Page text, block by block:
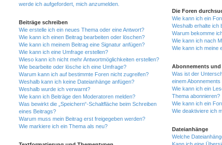
werde ich aufgefordert, mich anzumelden.
Beiträge schreiben
Wie erstelle ich ein neues Thema oder eine Antwort?
Wie kann ich einen Beitrag bearbeiten oder löschen?
Wie kann ich meinem Beitrag eine Signatur anfügen?
Wie kann ich eine Umfrage erstellen?
Wieso kann ich nicht mehr Antwortmöglichkeiten erstellen?
Wie bearbeite oder lösche ich eine Umfrage?
Warum kann ich auf bestimmte Foren nicht zugreifen?
Weshalb kann ich keine Dateianhänge anfügen?
Weshalb wurde ich verwarnt?
Wie kann ich Beiträge den Moderatoren melden?
Was bewirkt die „Speichern“-Schaltfläche beim Schreiben
eines Beitrags?
Warum muss mein Beitrag erst freigegeben werden?
Wie markiere ich ein Thema als neu?
Die Foren
Wie kann ich ein
Weshalb erhalte ich
Warum bekomme
Wie kann ich nach
Wie kann ich meine
Abonnements und
Was ist der
einem
Wie kann ich ein
Thema abonnieren?
Wie kann ich ein
Wie deaktiviere ich
Dateianhänge
Welche
Kann ich eine